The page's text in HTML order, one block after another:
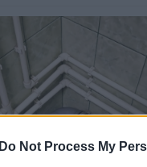
Do Not Process My